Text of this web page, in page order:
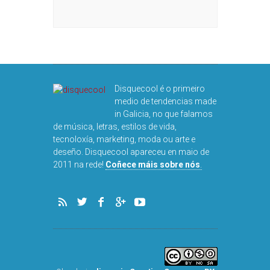
Disquecool é o primeiro
medio de tendencias made